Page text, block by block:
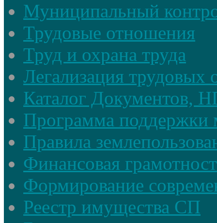
Муниципальный
Трудовые отношения
Труд и охрана труда
Легализация трудовых
Каталог Документов,
Программа поддержки
Правила
Финансовая
Формирование
Реестр имущества СП